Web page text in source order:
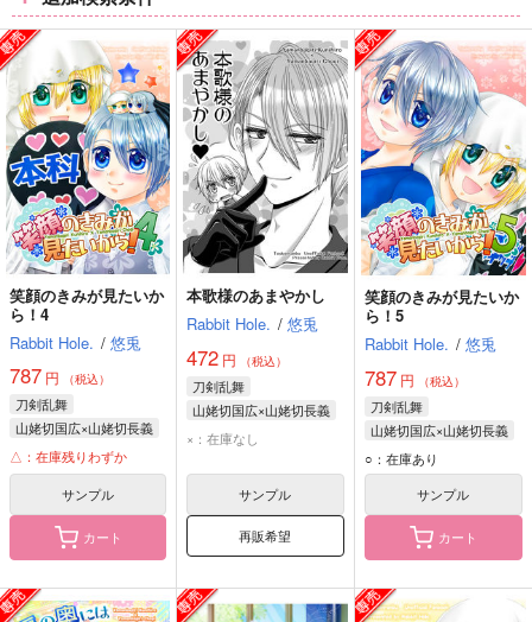
ム
表
示
ム
表
示
ム
表
示
笑顔のきみが見たいか
ら！4
Rabbit Hole. / 悠兎
787 円 （税込）
刀剣乱舞
山姥切国広×山姥切長義
山姥切国広
山姥切長義
△：在庫残りわずか
サンプル
カート
本歌様のあまやかし
Rabbit Hole. / 悠兎
472 円 （税込）
刀剣乱舞
山姥切国広×山姥切長義
山姥切国広
×：在庫なし
サンプル
再販希望
笑顔のきみが見たいか
ら！5
Rabbit Hole. / 悠兎
787円 （税込）
刀剣乱舞
山姥切国広×山姥切長義
山姥切国広
山姥切長義
○：在庫あり
サンプル
カート